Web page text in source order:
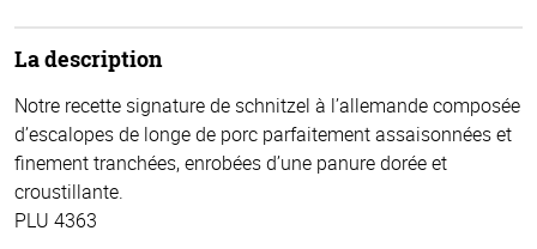
La description
Notre recette signature de schnitzel à l’allemande composée
d’escalopes de longe de porc parfaitement assaisonnées et
finement tranchées, enrobées d’une panure dorée et
croustillante.
PLU 4363